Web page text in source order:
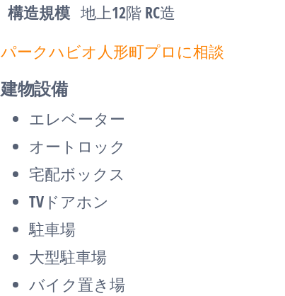
構造規模 地上12階 RC造
パークハビオ人形町プロに相談
建物設備
エレベーター
オートロック
宅配ボックス
TVドアホン
駐車場
大型駐車場
バイク置き場